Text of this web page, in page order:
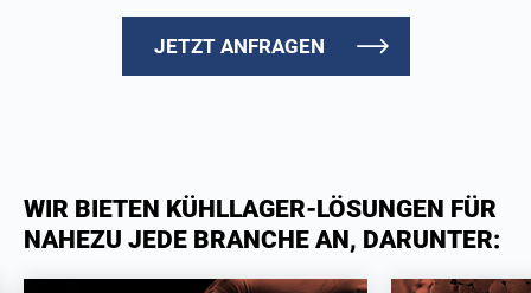
JETZT ANFRAGEN
WIR BIETEN KÜHLLAGER-LÖSUNGEN FÜR
NAHEZU JEDE BRANCHE AN, DARUNTER: